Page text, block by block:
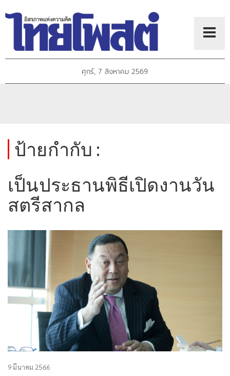
ศุกร์, 7 สิงหาคม 2569
ป้ายกำกับ :
เป็นประธานพิธีเปิดงานวัน
สตรีสากล
9 มีนาคม 2566